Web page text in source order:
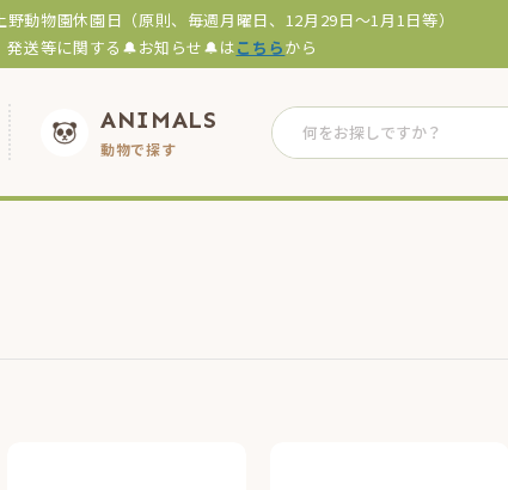
動物園休園日（原則、毎週月曜日、12月29日～1月1日等）
発送等に関する🔔お知らせ🔔はこちらから
ANIMALS
動物で探す